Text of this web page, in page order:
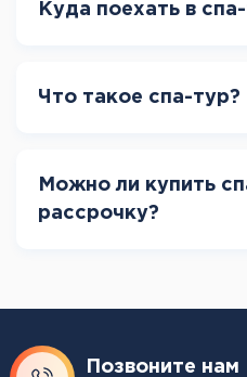
Куда поехать в
Что такое спа-тур?
Можно ли купить
рассрочку?
Позвоните нам